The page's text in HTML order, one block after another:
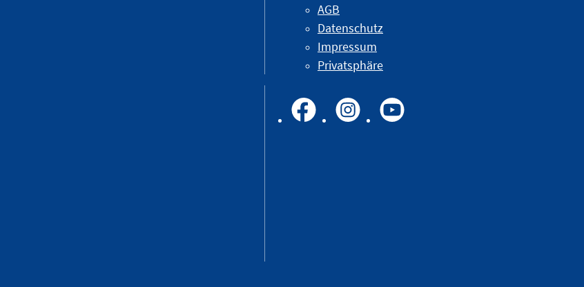
AGB
Datenschutz
Impressum
Privatsphäre